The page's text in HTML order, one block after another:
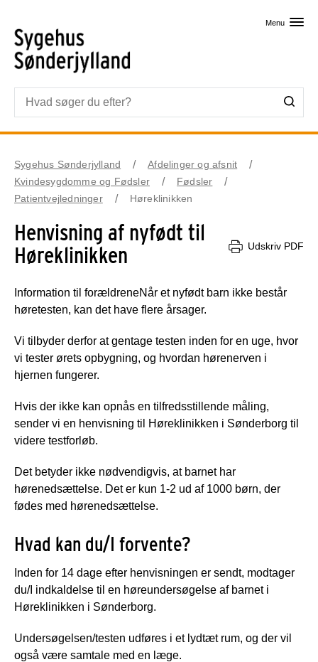
Menu
Sygehus Sønderjylland
Afdelinger og afsnit
Kvindesygdomme og Fødsler
Fødsler
Patientvejledninger
Høreklinikken
Henvisning af nyfødt til
Høreklinikken
Udskriv PDF
Information til forældreneNår et nyfødt barn ikke består
høretesten, kan det have flere årsager.
Vi tilbyder derfor at gentage testen inden for en uge, hvor
vi tester ørets opbygning, og hvordan hørenerven i
hjernen fungerer.
Hvis der ikke kan opnås en tilfredsstillende måling,
sender vi en henvisning til Høreklinikken i Sønderborg til
videre testforløb.
Det betyder ikke nødvendigvis, at barnet har
hørenedsættelse. Det er kun 1-2 ud af 1000 børn, der
fødes med hørenedsættelse.
Hvad kan du/I forvente?
Inden for 14 dage efter henvisningen er sendt, modtager
du/I indkaldelse til en høreundersøgelse af barnet i
Høreklinikken i Sønderborg.
Undersøgelsen/testen udføres i et lydtæt rum, og der vil
også være samtale med en læge.